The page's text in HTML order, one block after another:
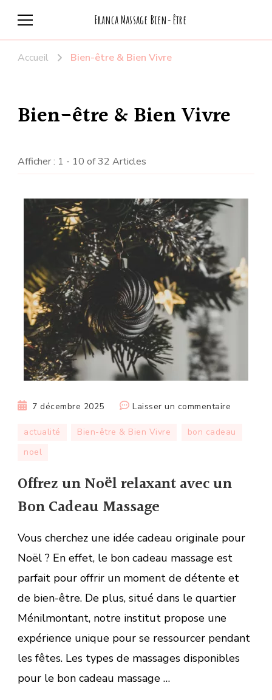
Franca Massage Bien-être
Accueil Bien-être & Bien Vivre
Bien-être & Bien Vivre
Afficher : 1 - 10 of 32 Articles
7 décembre 2025 Laisser un commentaire
un
avec
actualité Bien-être & Bien Vivre
bon cadeau
noel
Offrez un Noël relaxant avec un
Bon Cadeau Massage
Vous cherchez une idée cadeau originale pour
Noël ? En effet, le bon cadeau massage est
parfait pour offrir un moment de détente et
de bien-être. De plus, situé dans le quartier
Ménilmontant, notre institut propose une
expérience unique pour se ressourcer pendant
les fêtes. Les types de massages disponibles
pour le bon cadeau massage …